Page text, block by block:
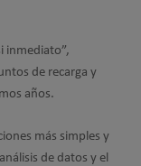
inmediato”,
de recarga y
años.
más simples y
de datos y el